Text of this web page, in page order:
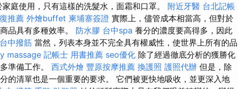
庭使用，只有這樣的洗髮水，面霜和口罩。 附近牙醫 台北記帳
推薦 外燴buffet 柬埔寨簽證 實際上，儘管成本相當高，但對於
品具有多種效率。 防水膠 台中spa 養分的濃度要高得多，因此
中撥筋 當然，列表本身並不完全具有權威性，使世界上所有的品
massage 記帳士 用書推薦 seo優化 除了經過徹底分析的獲勝化
準備工作。 西式外燴 豐原按摩推薦 換護照 護照代辦 但是，除
的清單也是一個重要的要求。 它們被更快地吸收，並更深入地